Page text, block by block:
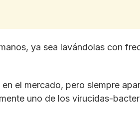
ya sea lavándolas con
el mercado, pero siempre
uno de los virucidas-